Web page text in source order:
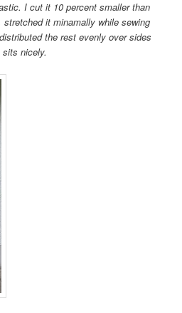
I cut it 10 percent smaller than
it minamally while sewing
the rest evenly over sides
nicely.